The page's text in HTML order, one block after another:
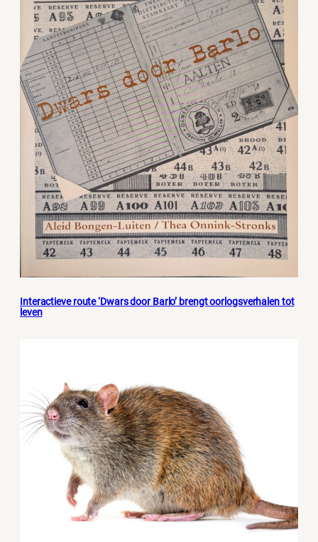
Interactieve route ‘Dwars door Barlo’ brengt oorlogsverhalen tot
leven